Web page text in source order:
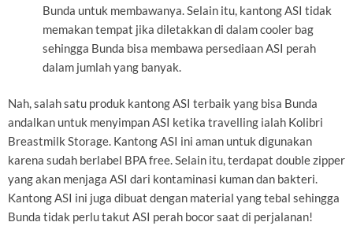
Bunda untuk membawanya. Selain itu, kantong ASI tidak
memakan tempat jika diletakkan di dalam cooler bag
sehingga Bunda bisa membawa persediaan ASI perah
dalam jumlah yang banyak.
Nah, salah satu produk kantong ASI terbaik yang bisa Bunda
andalkan untuk menyimpan ASI ketika travelling ialah Kolibri
Breastmilk Storage. Kantong ASI ini aman untuk digunakan
karena sudah berlabel BPA free. Selain itu, terdapat double zipper
yang akan menjaga ASI dari kontaminasi kuman dan bakteri.
Kantong ASI ini juga dibuat dengan material yang tebal sehingga
Bunda tidak perlu takut ASI perah bocor saat di perjalanan!